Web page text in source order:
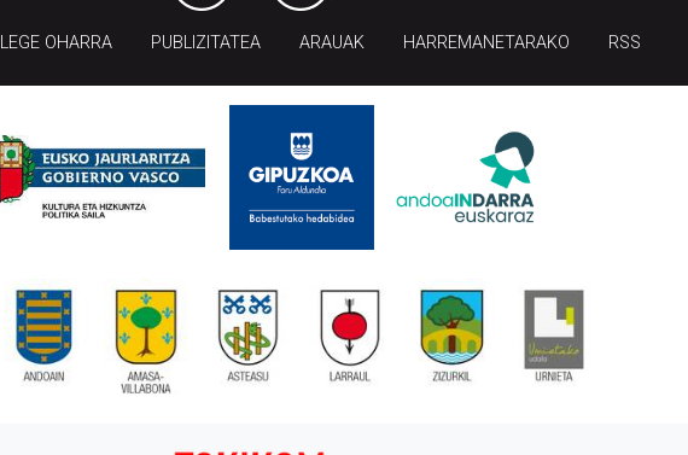
LEGE OHARRA PUBLIZITATEA ARAUAK HARREMANETARAKO RSS